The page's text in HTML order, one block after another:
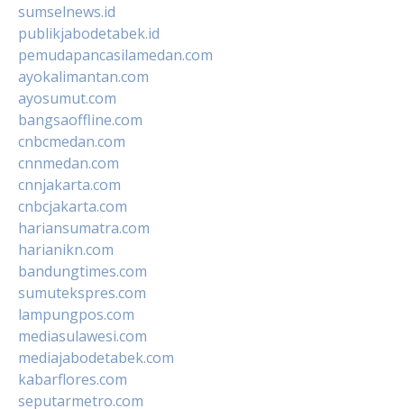
sumselnews.id
publikjabodetabek.id
pemudapancasilamedan.com
ayokalimantan.com
ayosumut.com
bangsaoffline.com
cnbcmedan.com
cnnmedan.com
cnnjakarta.com
cnbcjakarta.com
hariansumatra.com
harianikn.com
bandungtimes.com
sumutekspres.com
lampungpos.com
mediasulawesi.com
mediajabodetabek.com
kabarflores.com
seputarmetro.com